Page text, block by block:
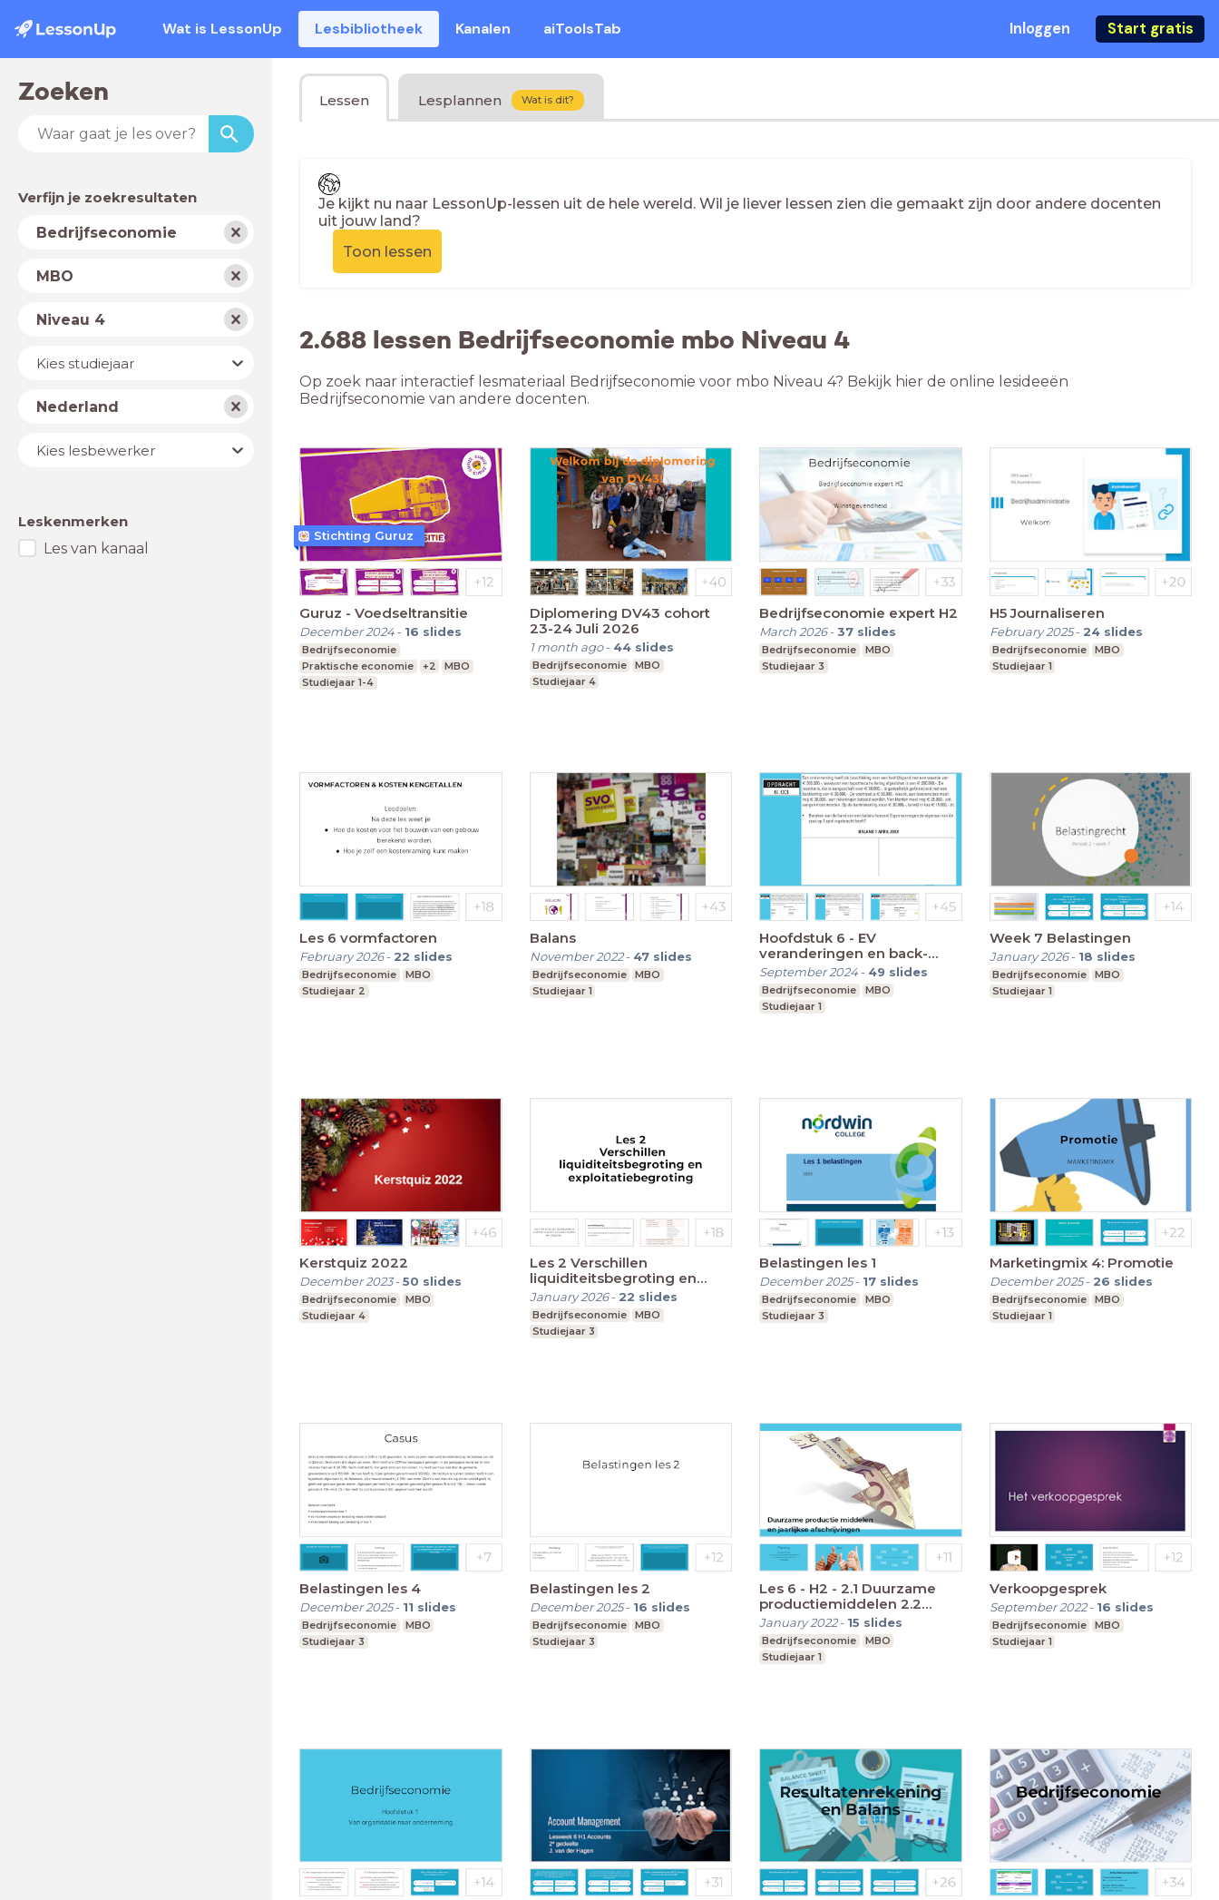
Wat is LessonUp Lesbibliotheek Kanalen aiToolsTab Inloggen Start gratis
Zoeken
Verfijn je zoekresultaten
VakBedrijfseconomie
Schooltype
MBO
Niveau
Niveau 4
JaarKies studiejaar
LandNederland
Lesbewerker
Kies lesbewerker
Leskenmerken
Les van kanaal
Lessen Lesplannen Wat is dit?
Je kijkt nu naar LessonUp-lessen uit de hele wereld. Wil je liever lessen zien die gemaakt zijn door andere docenten
uit jouw land?
Toon lessen
2.688 lessen Bedrijfseconomie mbo Niveau 4
Op zoek naar interactief lesmateriaal Bedrijfseconomie voor mbo Niveau 4? Bekijk hier de online lesideeën
Bedrijfseconomie van andere docenten.
Guruz - Voedseltransitie
December 2024- 16 slides
Bedrijfseconomie
Praktische economie
+2
MBO
Studiejaar 1-4
Stichting Guruz
Diplomering DV43 cohort
23-24 Juli 2026
1 month ago- 44 slides
Bedrijfseconomie
MBO
Studiejaar 4
Bedrijfseconomie expert H2
March 2026-37 slides
Bedrijfseconomie
MBO
Studiejaar 3
H5 Journaliseren
February 2025- 24 slides
Bedrijfseconomie
MBO
Studiejaar 1
Les 6 vormfactoren
February 2026- 22 slides
Bedrijfseconomie
MBO
Studiejaar 2
Balans
November 2022- 47 slides
Bedrijfseconomie
MBO
Studiejaar 1
Hoofdstuk 6 - EV
veranderingen en back-
office
September 2024- 49 slides
Bedrijfseconomie
MBO
Studiejaar 1
Week 7 Belastingen
January 2026- 18 slides
Bedrijfseconomie
MBO
Studiejaar 1
Kerstquiz 2022
December 2023-50 slides
Bedrijfseconomie
MBO
Studiejaar 4
Les 2 Verschillen
liquiditeitsbegroting en
exploitatiebegroting
January 2026- 22 slides
Bedrijfseconomie
MBO
Studiejaar 3
Belastingen les 1
December 2025- 17 slides
Bedrijfseconomie
MBO
Studiejaar 3
Marketingmix 4: Promotie
December 2025- 26 slides
Bedrijfseconomie
MBO
Studiejaar 1
Belastingen les 4
December 2025- 11 slides
Bedrijfseconomie
MBO
Studiejaar 3
Belastingen les 2
December 2025- 16 slides
Bedrijfseconomie
MBO
Studiejaar 3
Les 6 - H2 - 2.1 Duurzame
productiemiddelen 2.2
Afschrijving
January 2022- 15 slides
Bedrijfseconomie
MBO
Studiejaar 1
Verkoopgesprek
September 2022- 16 slides
Bedrijfseconomie
MBO
Studiejaar 1